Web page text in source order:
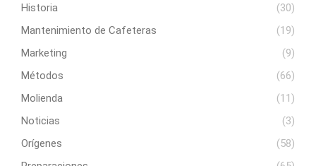
Historia
(30)
Mantenimiento de Cafeteras
(19)
Marketing
(9)
Métodos
(66)
Molienda
(11)
Noticias
(3)
Orígenes
(58)